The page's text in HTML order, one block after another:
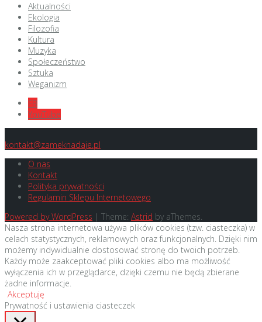
Aktualności
Ekologia
Filozofia
Kultura
Muzyka
Społeczeństwo
Sztuka
Weganizm
FB
YouTube
kontakt@zameknadaje.pl
O nas
Kontakt
Polityka prywatności
Regulamin Sklepu Internetowego
Powered by WordPress | Theme: Astrid by aThemes.
Nasza strona internetowa używa plików cookies (tzw. ciasteczka) w
celach statystycznych, reklamowych oraz funkcjonalnych. Dzięki nim
możemy indywidualnie dostosować stronę do twoich potrzeb.
Każdy może zaakceptować pliki cookies albo ma możliwość
wyłączenia ich w przeglądarce, dzięki czemu nie będą zbierane
żadne informacje.
Akceptuję
Prywatność i ustawienia ciasteczek